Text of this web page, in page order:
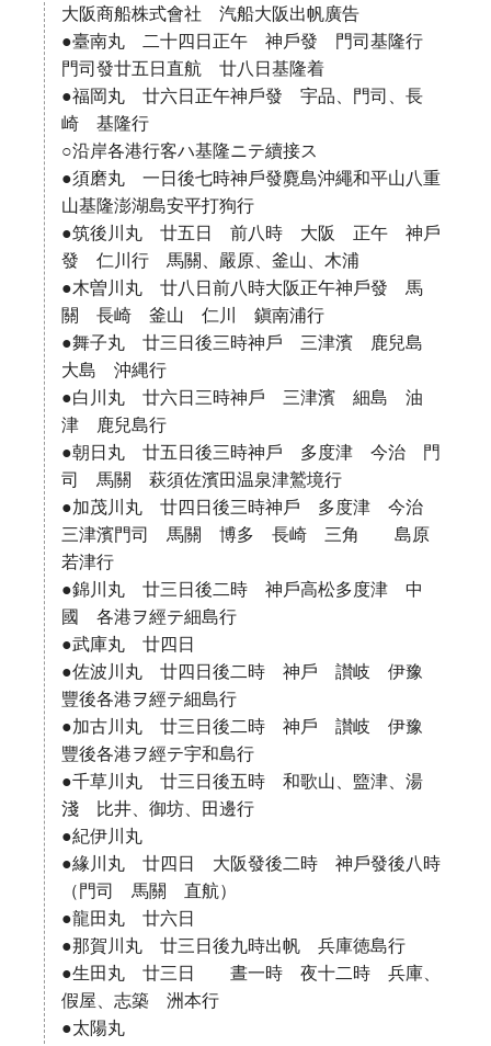
大阪商船株式會社 汽船大阪出帆廣告
●臺南丸 二十四日正午 神戶發 門司基隆行
門司發廿五日直航 廿八日基隆着
●福岡丸 廿六日正午神戶發 宇品、門司、長
崎 基隆行
○沿岸各港行客ハ基隆ニテ續接ス
●須磨丸 一日後七時神戶發麑島沖繩和平山八重
山基隆澎湖島安平打狗行
●筑後川丸 廿五日 前八時 大阪 正午 神戶
發 仁川行 馬關、嚴原、釜山、木浦
●木曽川丸 廿八日前八時大阪正午神戶發 馬
關 長崎 釜山 仁川 鎭南浦行
●舞子丸 廿三日後三時神戶 三津濱 鹿兒島
大島 沖縄行
●白川丸 廿六日三時神戶 三津濱 細島 油
津 鹿兒島行
●朝日丸 廿五日後三時神戶 多度津 今治 門
司 馬關 萩須佐濱田温泉津鷲境行
●加茂川丸 廿四日後三時神戶 多度津 今治
三津濱門司 馬關 博多 長崎 三角 島原
若津行
●錦川丸 廿三日後二時 神戶高松多度津 中
國 各港ヲ經テ細島行
●武庫丸 廿四日
●佐波川丸 廿四日後二時 神戶 讃岐 伊豫
豐後各港ヲ經テ細島行
●加古川丸 廿三日後二時 神戶 讃岐 伊豫
豐後各港ヲ經テ宇和島行
●千草川丸 廿三日後五時 和歌山、盬津、湯
淺 比井、御坊、田邊行
●紀伊川丸
●緣川丸 廿四日 大阪發後二時 神戶發後八時
（門司 馬關 直航）
●龍田丸 廿六日
●那賀川丸 廿三日後九時出帆 兵庫徳島行
●生田丸 廿三日 晝一時 夜十二時 兵庫、
假屋、志築 洲本行
●太陽丸